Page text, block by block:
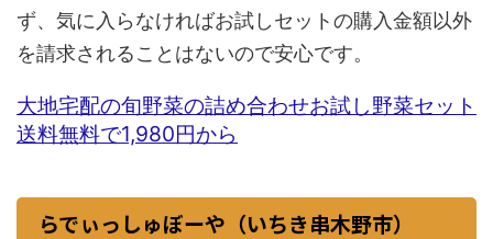
ず、気に入らなければお試しセットの購入金額以外
を請求されることはないので安心です。
大地宅配の旬野菜の詰め合わせお試し野菜セット
送料無料で1,980円から
らでぃっしゅぼーや（いちき串木野市）